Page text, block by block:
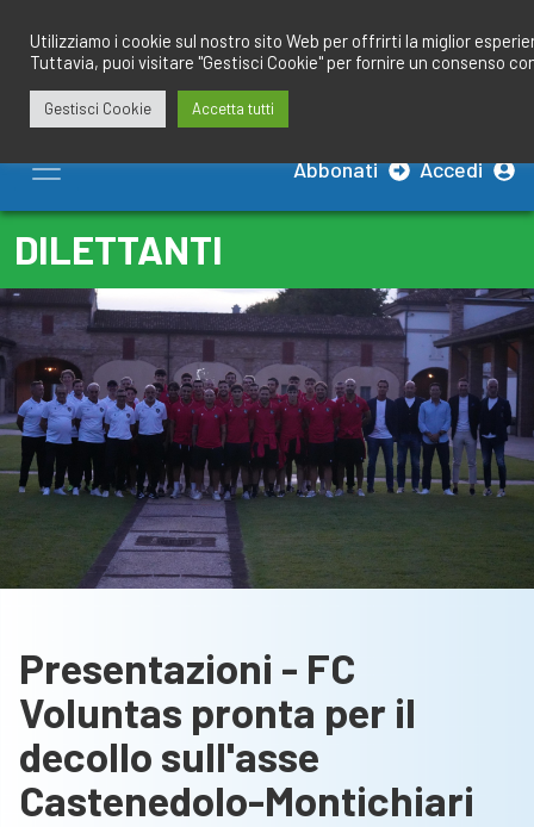
contenuto
Abbonati Accedi
DILETTANTI
Presentazioni - FC
Voluntas pronta per il
decollo sull'asse
Castenedolo-Montichiari
Utilizziamo i cookie sul nostro sito Web per offrirti la miglior
Tuttavia, puoi visitare "Gestisci Cookie" per fornire un consenso
Gestisci Cookie Accetta tutti